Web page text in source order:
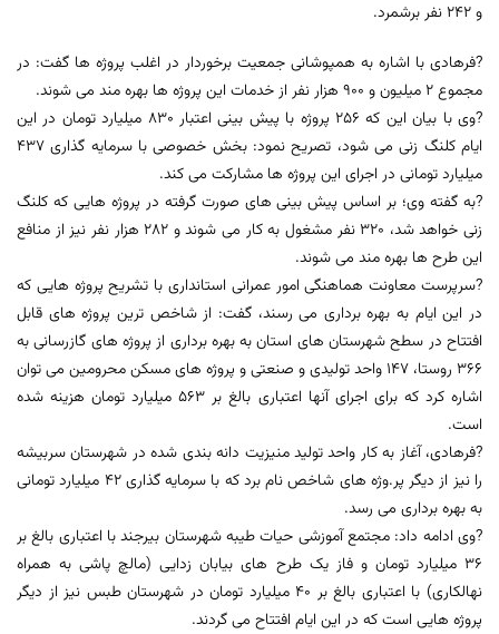
و 242 نفر برشمرد.
?فرهادی با اشاره به همپوشانی جمعیت برخوردار در اغلب پروژه ها گفت: در
مجموع 2 میلیون و 900 هزار نفر از خدمات این پروژه ها بهره مند می شوند.
?وی با بیان این که 256 پروژه با پیش بینی اعتبار 830 میلیارد تومان در این
ایام کلنگ زنی می شود، تصریح نمود: بخش خصوصی با سرمایه گذاری 437
میلیارد تومانی در اجرای این پروژه ها مشارکت می کند.
?به گفته وی؛ بر اساس پیش بینی های صورت گرفته در پروژه هایی که کلنگ
زنی خواهد شد، 320 نفر مشغول به کار می شوند و 282 هزار نفر نیز از منافع
این طرح ها بهره مند می شوند.
?سرپرست معاونت هماهنگی امور عمرانی استانداری با تشریح پروژه هایی که
در این ایام به بهره برداری می رسند، گفت: از شاخص ترین پروژه های قابل
افتتاح در سطح شهرستان های استان به بهره برداری از پروژه های گازرسانی به
366 روستا، 147 واحد تولیدی و صنعتی و پروژه های مسکن محرومین می توان
اشاره کرد که برای اجرای آنها اعتباری بالغ بر 563 میلیارد تومان هزینه شده
است.
?فرهادی، آغاز به کار واحد تولید منیزیت دانه بندی شده در شهرستان سربیشه
را نیز از دیگر پر.وژه های شاخص نام برد که با سرمایه گذاری 42 میلیارد تومانی
به بهره برداری می رسد.
?وی ادامه داد: مجتمع آموزشی حیات طیبه شهرستان بیرجند با اعتباری بالغ بر
36 میلیارد تومان و فاز یک طرح های بیابان زدایی (مالچ پاشی به همراه
نهالکاری) با اعتباری بالغ بر 40 میلیارد تومان در شهرستان طبس نیز از دیگر
پروژه هایی است که در این ایام افتتاح می گردند.